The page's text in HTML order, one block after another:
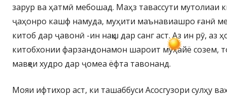
зарур ва ҳатмӣ мебошад. Маҳз тавассути мутолиаи
ҷаҳонро кашф намуда, муҳити маънавиашро ғанӣ
китоб дар ҷавонӣ -ин нақш дар санг аст. Аз ин рӯ, аз
китобхонии фарзандонамон шароит муҳайё созем,
мавқеи худро дар ҷомеа ёфта тавонанд.
Мояи ифтихор аст, ки ташаббуси Асосгузори сулҳу